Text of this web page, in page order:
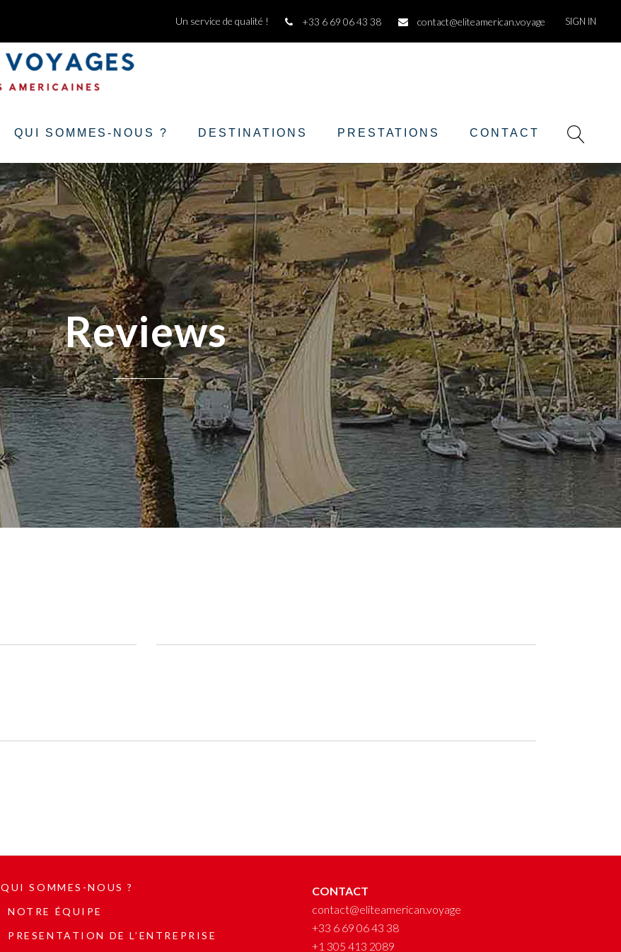
Un service de qualité ! +33 6 69 06 43 38 contact@eliteamerican.voyage SIGN IN
QUI SOMMES-NOUS ? DESTINATIONS PRESTATIONS CONTACT
Reviews
QUI SOMMES-NOUS ?
NOTRE ÉQUIPE
PRESENTATION DE L’ENTREPRISE
CONTACT
contact@eliteamerican.voyage
+33 6 69 06 43 38
+1 305 413 2089